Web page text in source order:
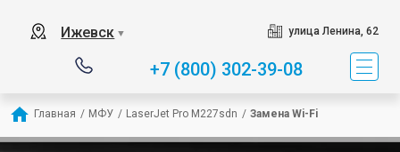
Ижевск ▼ улица Ленина, 62
+7 (800) 302-39-08
Главная / МФУ / LaserJet Pro M227sdn / Замена Wi-Fi